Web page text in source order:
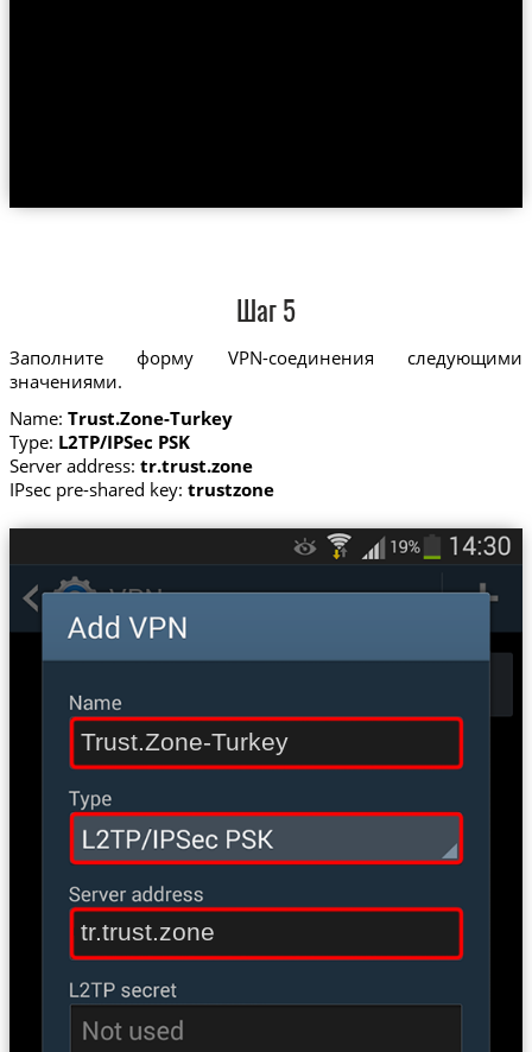
Шаг 5
Заполните форму VPN-соединения следующими
значениями.
Name: Trust.Zone-Turkey
Type: L2TP/IPSec PSK
Server address: tr.trust.zone
IPsec pre-shared key: trustzone
Trust.Zone-Turkey
tr.trust.zone